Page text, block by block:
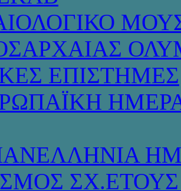
ΕΠΙΣΤΗΜΕΣ
ΣΧ.ΕΤΟΥΣ